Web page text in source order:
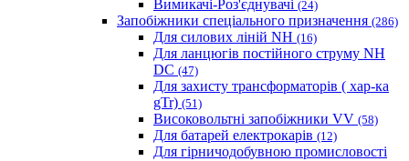
Вимикачі-Роз'єднувачі (24)
Запобіжники спеціального призначення (286)
Для силових ліній NH (16)
Для ланцюгів постійного струму NH
DC (47)
Для захисту трансформаторів ( хар-ка
gTr) (51)
Високовольтні запобіжники VV (58)
Для батарей електрокарів (12)
Для гірничодобувною промисловості